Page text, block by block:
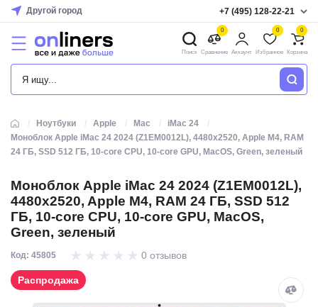
Другой город +7 (495) 128-22-21
КАТАЛОГ
Поиск
0
Сравнение Аккаунт
0
Избранное
0
Корзина
Ноутбуки Apple Mac
iMac 24
Моноблок Apple iMac 24 2024 (Z1EM0012L), 4480x2520, Apple M4, RAM
24 ГБ, SSD 512 ГБ, 10-core CPU, 10-core GPU, MacOS, Green, зеленый
Моноблок Apple iMac 24 2024 (Z1EM0012L),
4480x2520, Apple M4, RAM 24 ГБ, SSD 512
ГБ, 10-core CPU, 10-core GPU, MacOS,
Green, зеленый
Код: 45805 0 отзывов
Распродажа